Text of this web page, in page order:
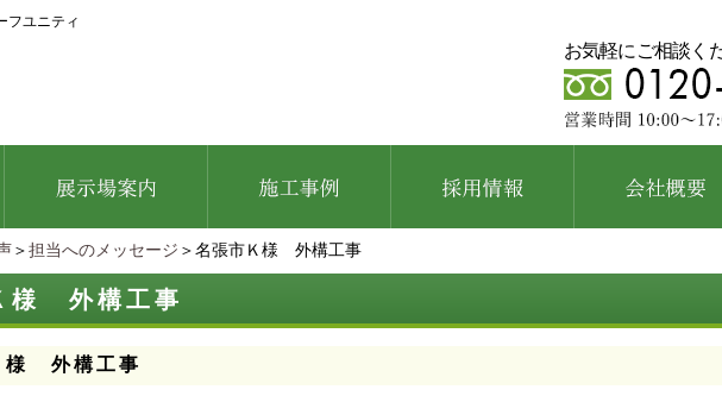
フユニティ
お気軽にご相談く
＞ 担当へのメッセージ ＞名張市Ｋ様 外構工事
様 外構工事
様 外構工事